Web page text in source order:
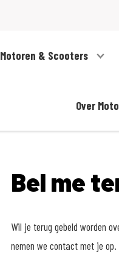
Motoren & Scooters
Over
Bel me
Wil je terug gebeld worden
nemen we contact met je op.